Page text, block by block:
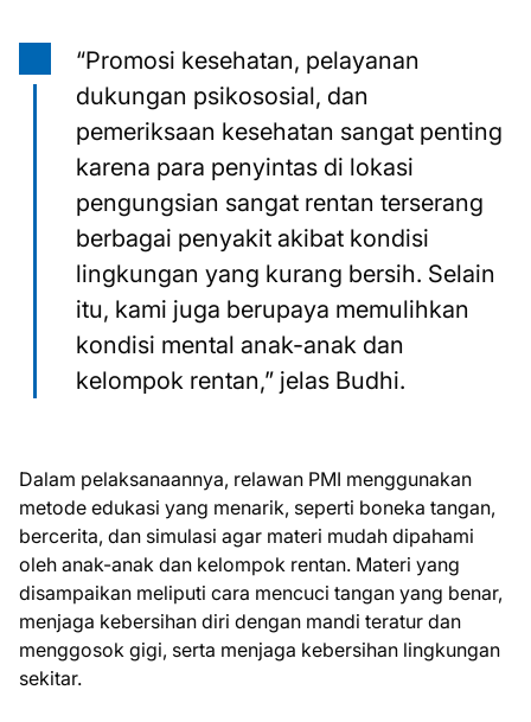
“Promosi kesehatan, pelayanan
dukungan psikososial, dan
pemeriksaan kesehatan sangat penting
karena para penyintas di lokasi
pengungsian sangat rentan terserang
berbagai penyakit akibat kondisi
lingkungan yang kurang bersih. Selain
itu, kami juga berupaya memulihkan
kondisi mental anak-anak dan
kelompok rentan,” jelas Budhi.
Dalam pelaksanaannya, relawan PMI menggunakan
metode edukasi yang menarik, seperti boneka tangan,
bercerita, dan simulasi agar materi mudah dipahami
oleh anak-anak dan kelompok rentan. Materi yang
disampaikan meliputi cara mencuci tangan yang benar,
menjaga kebersihan diri dengan mandi teratur dan
menggosok gigi, serta menjaga kebersihan lingkungan
sekitar.